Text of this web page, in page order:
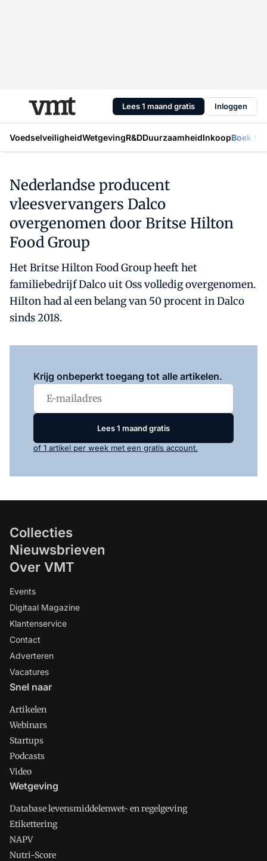
Lees 1 maand gratis Inloggen
VoedselveiligheidWetgevingR&DDuurzaamheidInkoopBoek
Nederlandse producent
vleesvervangers Dalco
overgenomen door Britse Hilton
Food Group
Het Britse Hilton Food Group heeft het
familiebedrijf Dalco uit Oss volledig overgenomen.
Hilton had al een belang van 50 procent in Dalco
sinds 2018.
Krijg onbeperkt toegang tot alle artikelen.
Lees 1 maand gratis
of 1 artikel per week met een gratis account.
Collecties
Nieuwsbrieven
Over VMT
Events
Digitaal Magazine
Klantenservice
Contact
Adverteren
Vacatures
Snel naar
Artikelen
Webinars
Startups
Podcasts
Video
Wetgeving
Database levensmiddelenwet- en regelgeving
Etikettering
NAPV
Nutri-Score